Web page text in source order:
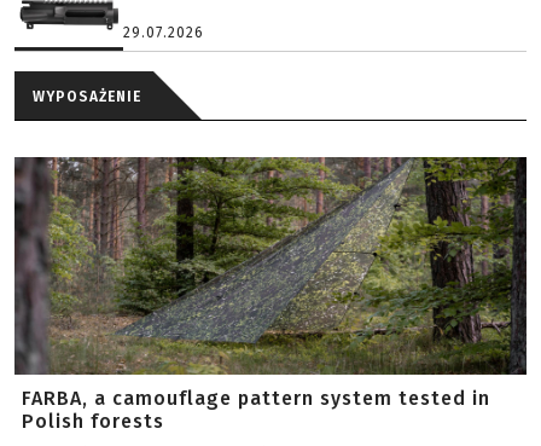
29.07.2026
WYPOSAŻENIE
FARBA, a camouflage pattern system tested in
Polish forests